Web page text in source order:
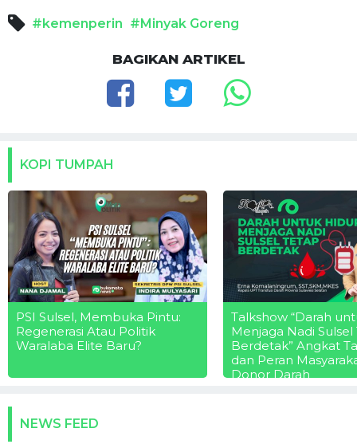
#kemenperin #Minyak Goreng
BAGIKAN ARTIKEL
KOPI TUMPAH
PSI Sulsel, Membuka Pintu:
Regenerasi Atau Politik
Waralaba Elite Baru?
Talkshow “Darah
Menjaga Nadi Sulsel
Berdetak” Angkat
dan Peran
Donor Darah
NEWS FEED